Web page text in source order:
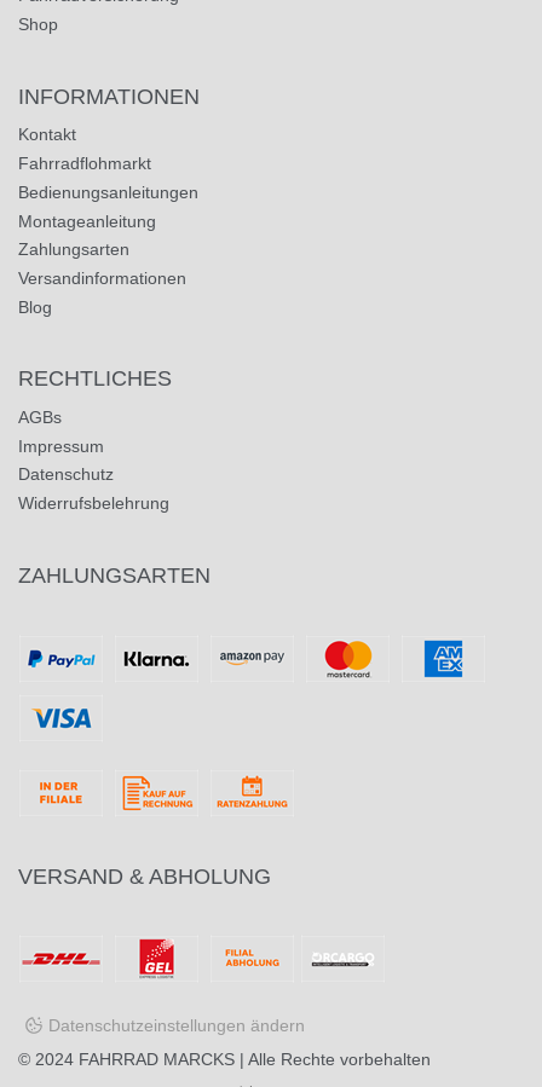
Shop
INFORMATIONEN
Kontakt
Fahrradflohmarkt
Bedienungsanleitungen
Montageanleitung
Zahlungsarten
Versandinformationen
Blog
RECHTLICHES
AGBs
Impressum
Datenschutz
Widerrufsbelehrung
ZAHLUNGSARTEN
VERSAND & ABHOLUNG
Datenschutzeinstellungen ändern
© 2024 FAHRRAD MARCKS | Alle Rechte vorbehalten